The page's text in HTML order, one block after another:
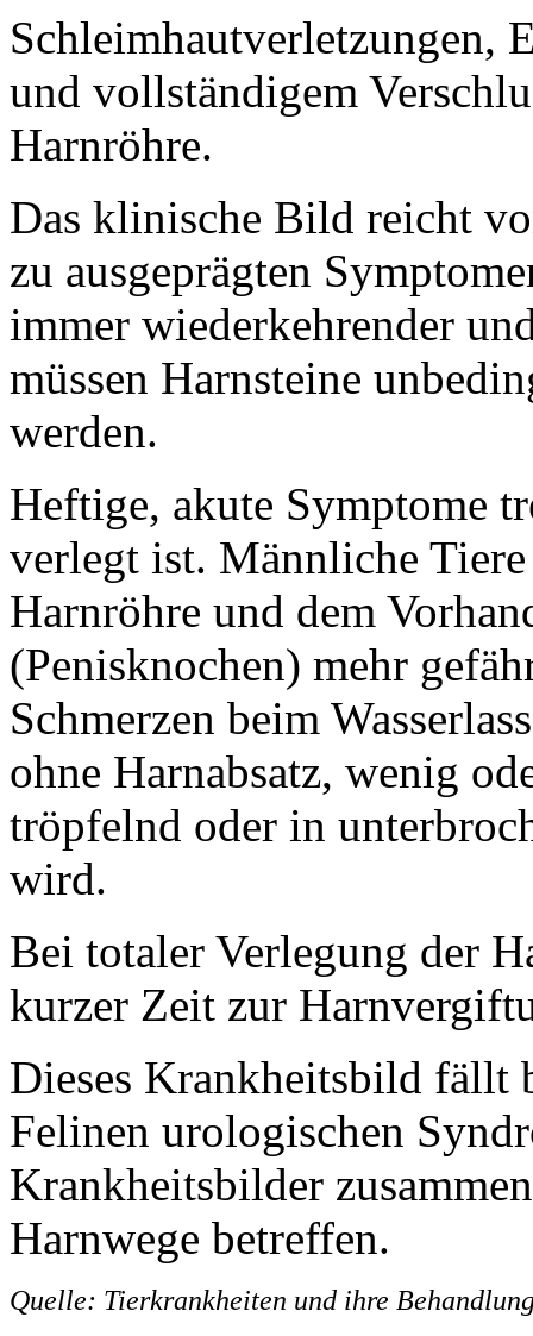
Schleimhautverletzungen,
und vollständigem
Harnröhre.
Das klinische Bild reicht
zu ausgeprägten
immer wiederkehrender
müssen Harnsteine
werden.
Heftige, akute Symptome
verlegt ist. Männliche
Harnröhre und dem
(Penisknochen) mehr
Schmerzen beim
ohne Harnabsatz, wenig
tröpfelnd oder in
wird.
Bei totaler Verlegung der
kurzer Zeit zur
Dieses Krankheitsbild fällt
Felinen urologischen
Krankheitsbilder
Harnwege betreffen.
Quelle: Tierkrankheiten und ihre